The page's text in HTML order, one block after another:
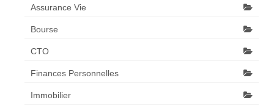
Assurance Vie
Bourse
CTO
Finances Personnelles
Immobilier